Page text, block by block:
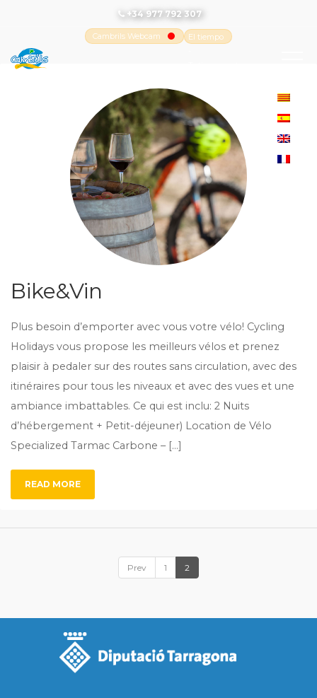
+34 977 792 307
Cambrils Webcam
El tiempo
Bike&Vin
Plus besoin d’emporter avec vous votre vélo! Cycling
Holidays vous propose les meilleurs vélos et prenez
plaisir à pedaler sur des routes sans circulation, avec des
itinéraires pour tous les niveaux et avec des vues et une
ambiance imbattables. Ce qui est inclu: 2 Nuits
d’hébergement + Petit-déjeuner) Location de Vélo
Specialized Tarmac Carbone – […]
READ MORE
Prev 1 2